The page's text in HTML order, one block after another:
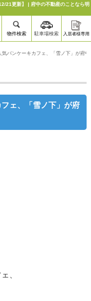
21更新】 | 府中の不動産のことなら明
物件検索 駐車場検索 入居者様専用
気パンケーキカフェ、「雪ノ下」が府
ェ、「雪ノ下」が府
、